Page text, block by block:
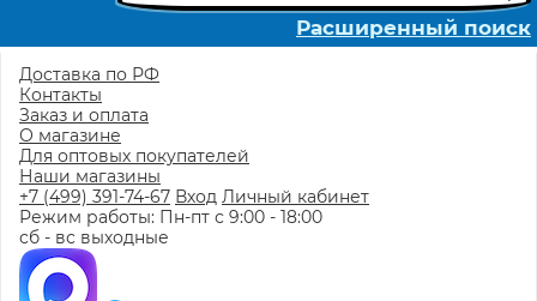
Расширенный поиск
Доставка по РФ
Контакты
Заказ и оплата
О магазине
Для оптовых покупателей
Наши магазины
+7 (499) 391-74-67 Вход Личный кабинет
Режим работы: Пн-пт с 9:00 - 18:00
сб - вс выходные